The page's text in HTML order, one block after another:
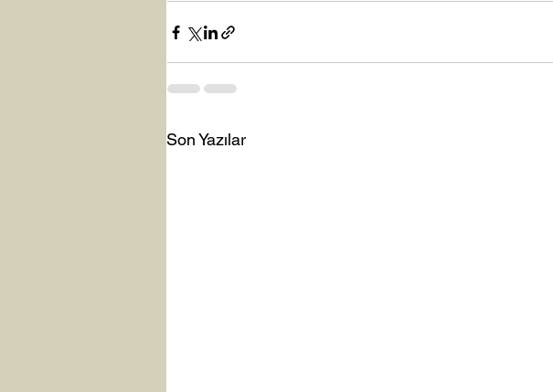
Son Yazılar